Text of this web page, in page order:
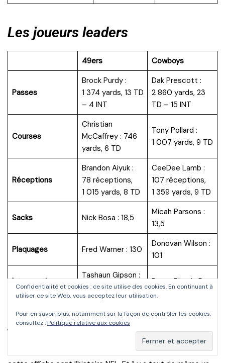
Les joueurs leaders
49ers Cowboys
Passes
Brock Purdy :
1 374 yards, 13 TD
– 4 INT
Dak Prescott :
2 860 yards, 23
TD – 15 INT
Courses
Christian
McCaffrey : 746
yards, 6 TD
Tony Pollard :
1 007 yards, 9 TD
Réceptions
Brandon Aiyuk :
78 réceptions,
1 015 yards, 8 TD
CeeDee Lamb :
107 réceptions,
1 359 yards, 9 TD
Sacks Nick Bosa : 18,5
Micah Parsons :
13,5
Plaquages Fred Warner : 130
Donovan Wilson :
101
Interceptions
Tashaun Gipson :
5
Daron Bland : 5
Analyse rapide
Même si la rivalité est un peu moins forte actuellement,
Confidentialité et cookies : ce site utilise des cookies. En continuant à
utiliser ce site Web, vous acceptez leur utilisation.
Pour en savoir plus, notamment sur la façon de contrôler les cookies,
consultez : Politique relative aux cookies